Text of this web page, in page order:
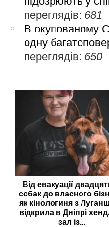
переглядів: 681
В окупованому
одну
переглядів: 650
Від евакуації
собак до власного
як кінологиня з
відкрила в Дніпрі
зал із...